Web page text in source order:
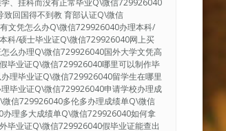
回国得不到教 育部认证Q\微信
文凭怎么办Q\微信729926040办理本科/
科/硕士毕业证Q\微信729926040网上买
么办理Q\微信729926040国外大学文凭高
毕业证Q\微信729926040哪里可以制作毕
理毕业证Q\微信729926040留学生在哪里
毕业证Q\微信729926040申请学校办理成
信729926040多伦多办理成绩单Q\微信
理多大成绩单Q\微信729926040如何拿
毕业证Q\微信729926040假毕业证能查出